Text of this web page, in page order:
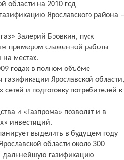
области на 2010 год
Ярославского района –
Валерий Бровкин, пуск
примером слаженной работы
на местах.
годах в полном объёме
Ярославской области,
и подготовку потребителей к
и «Газпрома» позволят и в
инвестиций.
выделить в будущем году
области около 300
дальнейшую газификацию